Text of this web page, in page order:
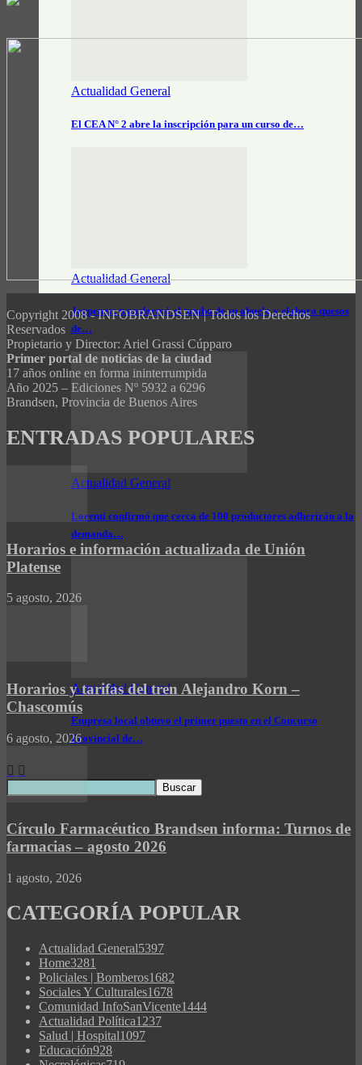
Actualidad General
El CEA N° 2 abre la inscripción para un curso de…
Actualidad General
Jeppener: transformó el tambo de su abuelo y elabora quesos
de…
Actualidad General
Lorenti confirmó que cerca de 100 productores adherirán a la
demanda…
Actualidad General
Empresa local obtuvo el primer puesto en el Concurso
Provincial de…
Copyright 2008 - INFOBRANDSEN | Todos los Derechos
Reservados
Propietario y Director: Ariel Grassi Cúpparo
Primer portal de noticias de la ciudad
17 años online en forma ininterrumpida
Año 2025 – Ediciones Nº 5932 a 6296
Brandsen, Provincia de Buenos Aires
ENTRADAS POPULARES
Horarios e información actualizada de Unión
Platense
5 agosto, 2026
Horarios y tarifas del tren Alejandro Korn –
Chascomús
6 agosto, 2026
Círculo Farmacéutico Brandsen informa: Turnos de
farmacias – agosto 2026
1 agosto, 2026
CATEGORÍA POPULAR
Actualidad General5397
Home3281
Policiales | Bomberos1682
Sociales Y Culturales1678
Comunidad InfoSanVicente1444
Actualidad Política1237
Salud | Hospital1097
Educación928